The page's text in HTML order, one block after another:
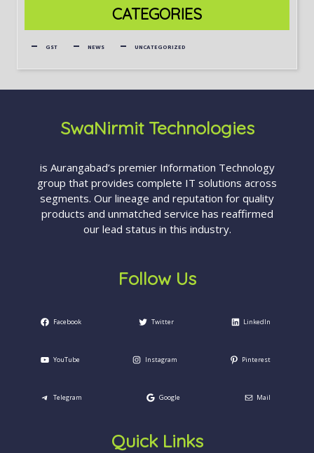
CATEGORIES
GST NEWS UNCATEGORIZED
SwaNirmit Technologies
is Aurangabad’s premier Information Technology
group that provides complete IT solutions across
segments. Our lineage and reputation for quality
products and unmatched service has reaffirmed
our lead status in this industry.
Follow Us
Facebook Twitter LinkedIn
YouTube Instagram Pinterest
Telegram Google Mail
Quick Links